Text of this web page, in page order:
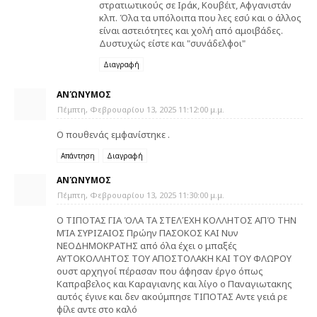
στρατιωτικούς σε Ιράκ, Κουβέιτ, Αφγανιστάν
κλπ. Όλα τα υπόλοιπα που λες εσύ και ο άλλος
είναι αστειότητες και χολή από αμοιβάδες.
Δυστυχώς είστε και "συνάδελφοι"
Διαγραφή
ΑΝΏΝΥΜΟΣ
Πέμπτη, Φεβρουαρίου 13, 2025 11:12:00 μ.μ.
Ο πουθενάς εμφανίστηκε .
Απάντηση Διαγραφή
ΑΝΏΝΥΜΟΣ
Πέμπτη, Φεβρουαρίου 13, 2025 11:30:00 μ.μ.
Ο ΤΙΠΟΤΑΣ ΓΙΑ ΌΛΑ ΤΑ ΣΤΕΛΈΧΗ ΚΟΛΛΗΤΟΣ ΑΠΌ ΤΗΝ
ΜΊΑ ΣΥΡΙΖΑΙΟΣ Πρώην ΠΑΣΟΚΟΣ ΚΑΙ Νυν
ΝΕΟΔΗΜΟΚΡΑΤΗΣ από όλα έχει ο μπαξές
ΑΥΤΟΚΟΛΛΗΤΟΣ ΤΟΥ ΑΠΟΣΤΟΛΑΚΗ ΚΑΙ ΤΟΥ ΦΛΩΡΟΥ
ουστ αρχηγοί πέρασαν που άφησαν έργο όπως
Καπραβελος και Καραγιανης και λίγο ο Παναγιωτακης
αυτός έγινε και δεν ακούμπησε ΤΙΠΟΤΑΣ Αντε γειά ρε
φίλε αντε στο καλό